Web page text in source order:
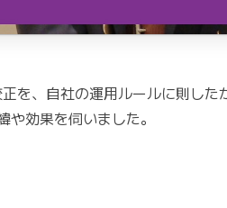
、自社の運用ルールに則し
効果を伺いました。